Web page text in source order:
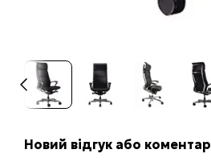
Новий відгук або коментар